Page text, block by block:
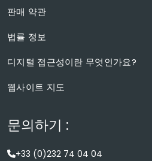
판매 약관
법률 정보
디지털 접근성이란 무엇인가요?
웹사이트 지도
문의하기 :
+33 (0)232 74 04 04